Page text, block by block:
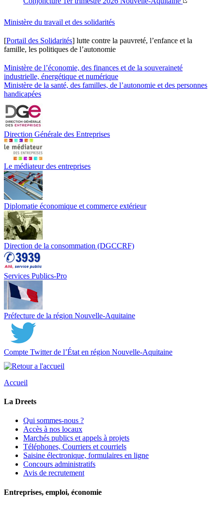
Ministère du travail et des solidarités
[Portail des Solidarités] lutte contre la pauvreté, l’enfance et la
famille, les politiques de l’autonomie
Ministère de l’économie, des finances et de la souveraineté
industrielle, énergétique et numérique
Ministère de la santé, des familles, de l’autonomie et des personnes
handicapées
Direction Générale des Entreprises
Le médiateur des entreprises
Diplomatie économique et commerce extérieur
Direction de la consommation (DGCCRF)
Services Publics-Pro
Préfecture de la région Nouvelle-Aquitaine
Compte Twitter de l’État en région Nouvelle-Aquitaine
Accueil
La Dreets
Qui sommes-nous ?
Accès à nos locaux
Marchés publics et appels à projets
Téléphones, Courriers et courriels
Saisine électronique, formulaires en ligne
Concours administratifs
Avis de recrutement
Entreprises, emploi, économie